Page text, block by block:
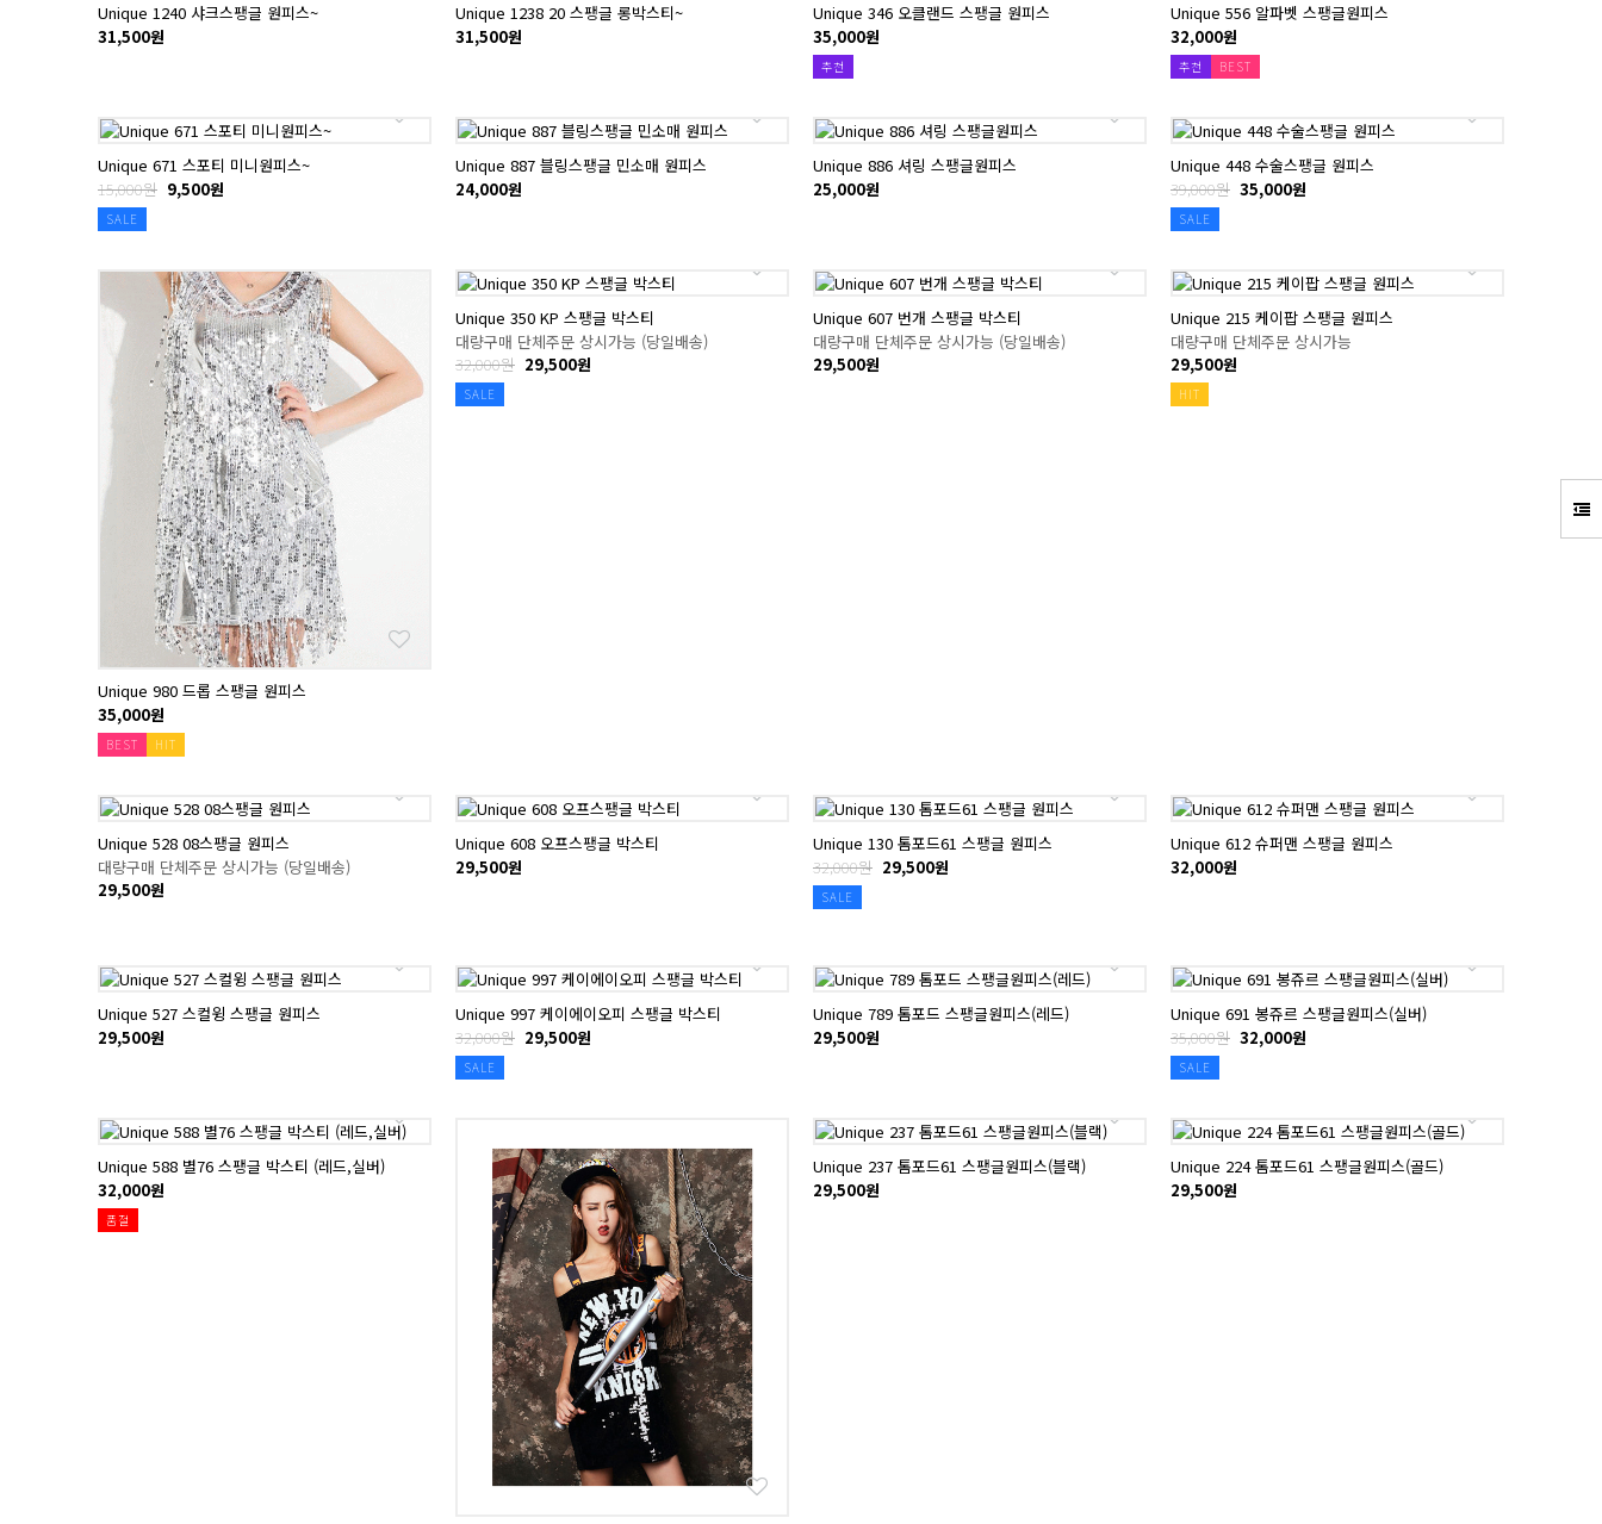
Unique 1240 샤크스팽글 원피스~
31,500원
Unique 1238 20 스팽글 롱박스티~
31,500원
Unique 346 오클랜드 스팽글 원피스
35,000원
추천
Unique 556 알파벳 스팽글원피스
32,000원
추천 BEST
Unique 671 스포티 미니원피스~
15,000원 9,500원
SALE
Unique 887 블링스팽글 민소매 원피스
24,000원
Unique 886 셔링 스팽글원피스
25,000원
Unique 448 수술스팽글 원피스
39,000원 35,000원
SALE
Unique 980 드롭 스팽글 원피스
35,000원
BEST HIT
Unique 350 KP 스팽글 박스티
대량구매 단체주문 상시가능 (당일배송)
32,000원 29,500원
SALE
Unique 607 번개 스팽글 박스티
대량구매 단체주문 상시가능 (당일배송)
29,500원
Unique 215 케이팝 스팽글 원피스
대량구매 단체주문 상시가능
29,500원
HIT
Unique 528 08스팽글 원피스
대량구매 단체주문 상시가능 (당일배송)
29,500원
Unique 608 오프스팽글 박스티
29,500원
Unique 130 톰포드61 스팽글 원피스
32,000원 29,500원
SALE
Unique 612 슈퍼맨 스팽글 원피스
32,000원
Unique 527 스컬윙 스팽글 원피스
29,500원
Unique 997 케이에이오피 스팽글 박스티
32,000원 29,500원
SALE
Unique 789 톰포드 스팽글원피스(레드)
29,500원
Unique 691 봉쥬르 스팽글원피스(실버)
35,000원 32,000원
SALE
Unique 588 별76 스팽글 박스티 (레드,실버)
32,000원
품절
Unique 237 톰포드61 스팽글원피스(블랙)
29,500원
Unique 224 톰포드61 스팽글원피스(골드)
29,500원